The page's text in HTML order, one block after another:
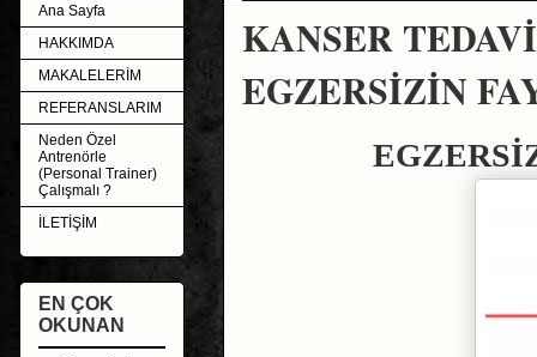
KANSER
EGZERSİZİN
Ana Sayfa
HAKKIMDA
MAKALELERİM
REFERANSLARIM
Neden Özel
Antrenörle
(Personal Trainer)
Çalışmalı ?
İLETİŞİM
EN ÇOK
OKUNAN